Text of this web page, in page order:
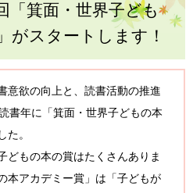
「箕面・世界子ども
がスタートします！
欲の向上と、読書活動の推進
書年に「箕面・世界子どもの本
た。
もの本の賞はたくさんありま
本アカデミー賞」は「子どもが